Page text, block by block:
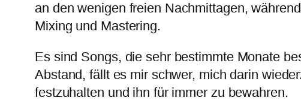
an den wenigen freien Nachmittagen,
Mixing und Mastering.
Es sind Songs, die sehr bestimmte Monate
Abstand, fällt es mir schwer, mich darin
festzuhalten und ihn für immer zu bewahren.